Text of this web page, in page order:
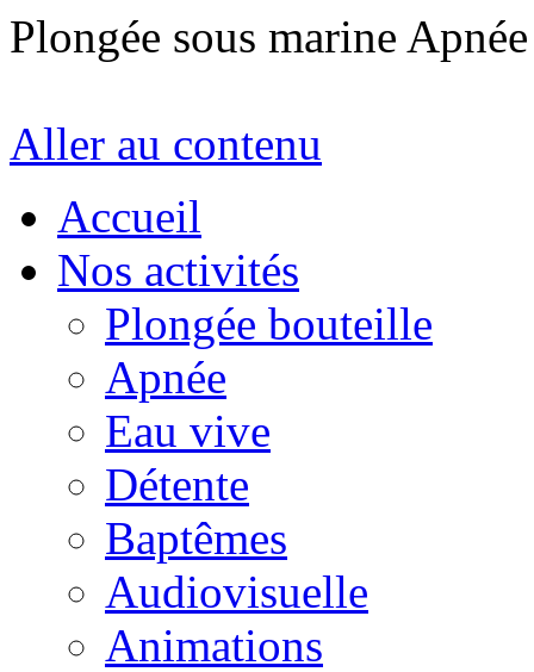
Plongée sous marine
Aller au contenu
Accueil
Nos activités
Plongée bouteille
Apnée
Eau vive
Détente
Baptêmes
Audiovisuelle
Animations